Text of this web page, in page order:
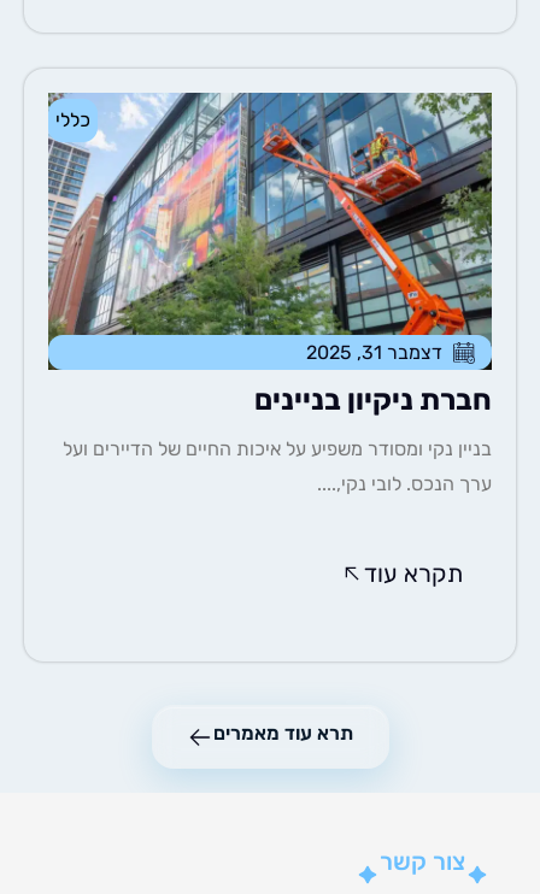
כללי
דצמבר 31, 2025
ניקיון בניינים
נקי ומסודר משפיע על איכות החיים של הדיירים ועל
הנכס. לובי נקי,....
תקרא עוד
תרא עוד מאמרים
צור קשר